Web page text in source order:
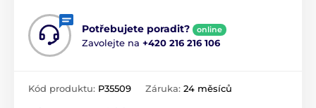
Potřebujete poradit? online
Zavolejte na +420 216 216 106
Kód produktu: P35509 Záruka: 24 měsíců